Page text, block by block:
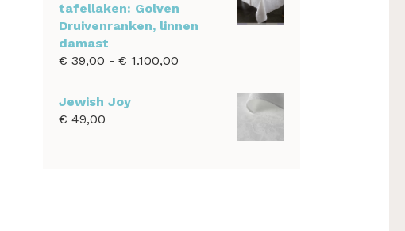
tafellaken: Golven
Druivenranken, linnen
damast
€ 39,00 - € 1.100,00
Jewish Joy
€ 49,00